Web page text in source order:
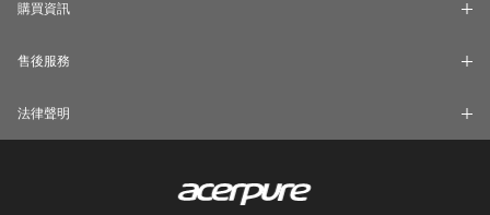
購買資訊
售後服務
法律聲明